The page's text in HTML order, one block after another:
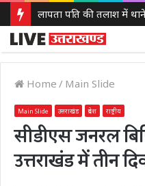
Home / Main Slide
Main Slide उत्तराखंड प्रदेश राष्ट्रीय
सीडीएस जनरल
उत्तराखंड में तीन